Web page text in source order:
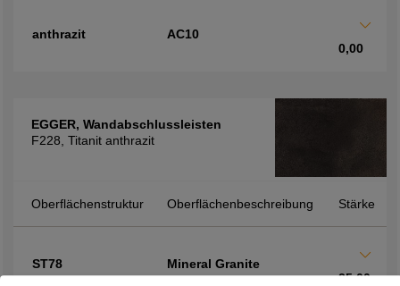
anthrazit
AC10
0,00
EGGER, Wandabschlussleisten
F228, Titanit anthrazit
Oberflächenstruktur Oberflächenbeschreibung Stärke
ST78
Mineral Granite
25,00